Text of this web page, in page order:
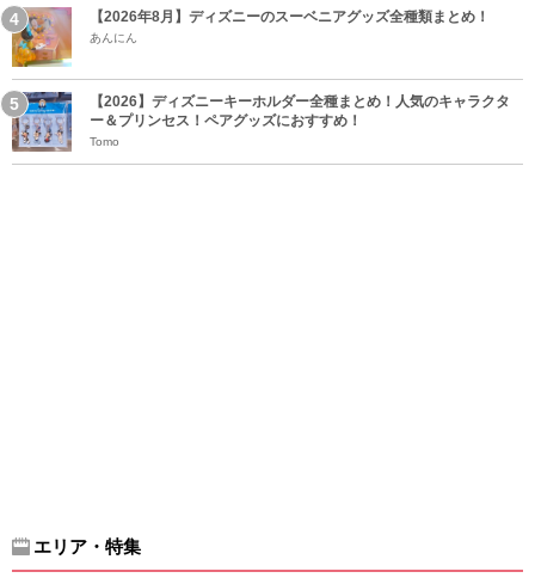
【2026年8月】ディズニーのスーベニアグッズ全種類まとめ！
あんにん
【2026】ディズニーキーホルダー全種まとめ！人気のキャラクタ
ー＆プリンセス！ペアグッズにおすすめ！
Tomo
エリア・特集